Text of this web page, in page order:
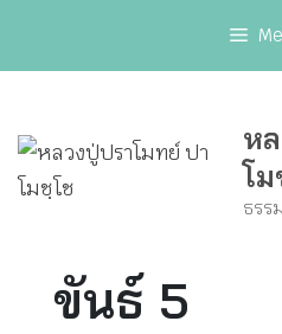
ห
โ
ธรร
ขันธ์ 5